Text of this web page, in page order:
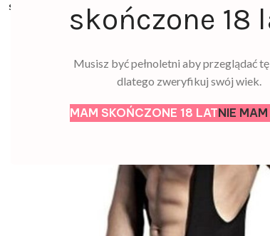
skończone 18
Musisz być pełnoletni aby przeglądać
dlatego zweryfikuj swój wiek.
MAM SKOŃCZONE 18 LATNIE
SOLD